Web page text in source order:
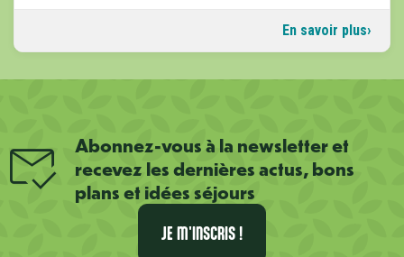
En savoir plus
Abonnez-vous à la newsletter et
recevez les dernières actus, bons
plans et idées séjours
JE M'INSCRIS !